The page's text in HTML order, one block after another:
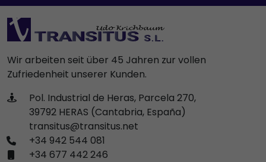
Wir arbeiten seit über 45 Jahren zur vollen
Zufriedenheit unserer Kunden.
Pol. Industrial de Heras, Parcela 270,
39792 HERAS (Cantabria, España)
transitus@transitus.net
+34 942 544 081
+34 677 442 246